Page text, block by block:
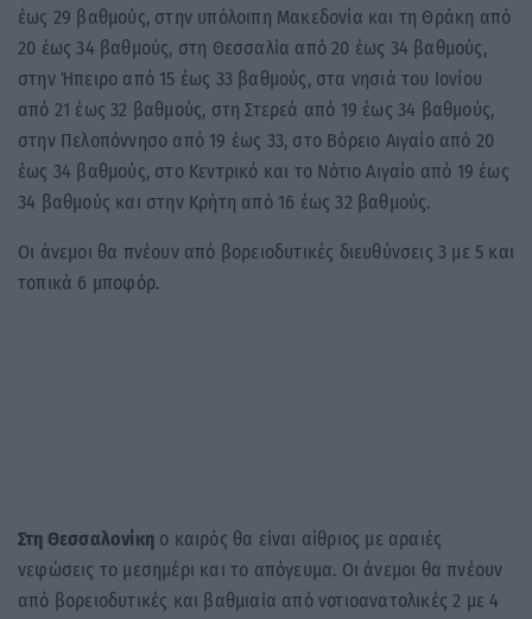
έως 29 βαθμούς, στην υπόλοιπη Μακεδονία και τη Θράκη από
20 έως 34 βαθμούς, στη Θεσσαλία από 20 έως 34 βαθμούς,
στην Ήπειρο από 15 έως 33 βαθμούς, στα νησιά του Ιονίου
από 21 έως 32 βαθμούς, στη Στερεά από 19 έως 34 βαθμούς,
στην Πελοπόννησο από 19 έως 33, στο Βόρειο Αιγαίο από 20
έως 34 βαθμούς, στο Κεντρικό και το Νότιο Αιγαίο από 19 έως
34 βαθμούς και στην Κρήτη από 16 έως 32 βαθμούς.
Οι άνεμοι θα πνέουν από βορειοδυτικές διευθύνσεις 3 με 5 και
τοπικά 6 μποφόρ.
Στη Θεσσαλονίκη o καιρός θα είναι αίθριος με αραιές
νεφώσεις το μεσημέρι και το απόγευμα. Οι άνεμοι θα πνέουν
από βορειοδυτικές και βαθμιαία από νοτιοανατολικές 2 με 4